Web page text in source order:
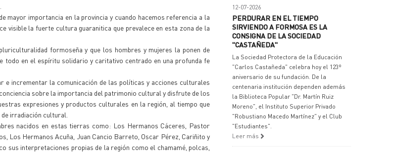
mayor importancia en la provincia y cuando hacemos referencia a la
visible la fuerte cultura guaranitica que prevalece en esta zona de la
formoseña y que los hombres y mujeres la ponen de
todo en el espíritu solidario y caritativo centrado en una profunda fe
incrementar la comunicación de las políticas y acciones culturales
sobre la importancia del patrimonio cultural y disfrute de los
expresiones y productos culturales en la región, al tiempo que
irradiación cultural.
nacidos en estas tierras como: Los Hermanos Cáceres, Pastor
Los Hermanos Acuña, Juan Cancio Barreto, Oscar Pérez, Cariñito y
sus interpretaciones propias de la región como el chamamé, polcas,
12-07-2026
PERDURAR EN EL TIEMPO
SIRVIENDO A FORMOSA ES LA
CONSIGNA DE LA SOCIEDAD
"CASTAÑEDA"
La Sociedad Protectora de la Educación
"Carlos Castañeda" celebra hoy el 123º
aniversario de su fundación. De la
centenaria institución dependen además
la Biblioteca Popular "Dr. Martín Ruiz
Moreno", el Instituto Superior Privado
"Robustiano Macedo Martínez" y el Club
"Estudiantes".
Leer más